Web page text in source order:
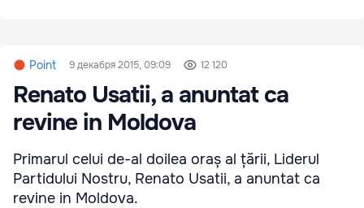
Point 9 декабря 2015, 09:09 12 120
Renato Usatii, a anuntat ca
revine in Moldova
Primarul celui de-al doilea oraș al țării, Liderul
Partidului Nostru, Renato Usatii, a anuntat ca
revine in Moldova.